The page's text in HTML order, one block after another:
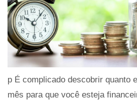
p É complicado descobrir quanto
mês para que você esteja